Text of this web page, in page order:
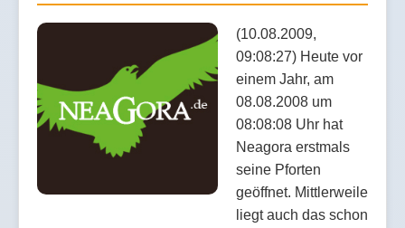
(10.08.2009,
09:08:27) Heute vor
einem Jahr, am
08.08.2008 um
08:08:08 Uhr hat
Neagora erstmals
seine Pforten
geöffnet. Mittlerweile
liegt auch das schon